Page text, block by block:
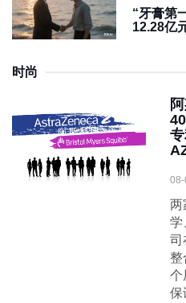
“牙膏第
12.28亿
时尚
08-
两
学
司
整
个
保